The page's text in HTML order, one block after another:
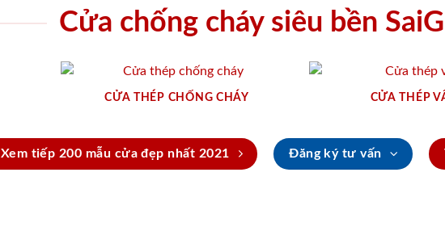
Cửa chống cháy siêu bền
CỬA THÉP CHỐNG CHÁY CỬA THÉP
Xem tiếp 200 mẫu cửa đẹp nhất 2021 Đăng ký tư vấn